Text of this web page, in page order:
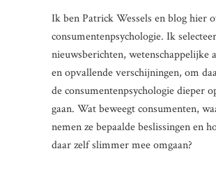
Ik ben Patrick Wessels en blog hier
consumentenpsychologie. Ik selecteer
nieuwsberichten, wetenschappelijke
en opvallende verschijningen, om
de consumentenpsychologie dieper
gaan. Wat beweegt consumenten,
nemen ze bepaalde beslissingen en
daar zelf slimmer mee omgaan?